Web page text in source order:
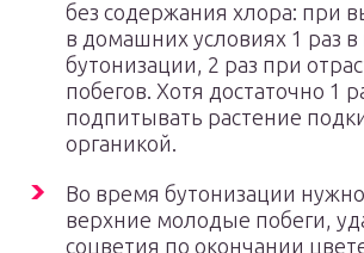
без содержания хлора: при
в домашних условиях 1 раз
бутонизации, 2 раз при
побегов. Хотя достаточно 1
подпитывать растение
органикой.
Во время бутонизации
верхние молодые побеги,
соцветия по окончании